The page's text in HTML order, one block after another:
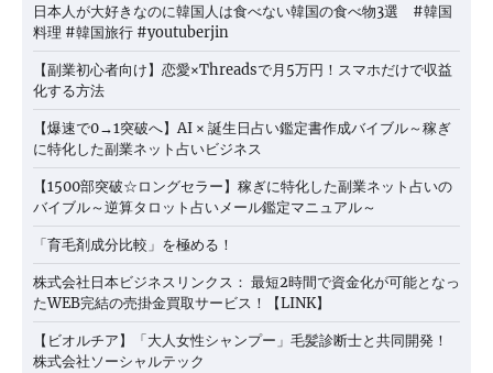
日本人が大好きなのに韓国人は食べない韓国の食べ物3選 #韓国
料理 #韓国旅行 #youtuberjin
【副業初心者向け】恋愛×Threadsで月5万円！スマホだけで収益
化する方法
【爆速で0→1突破へ】AI × 誕生日占い鑑定書作成バイブル～稼ぎ
に特化した副業ネット占いビジネス
【1500部突破☆ロングセラー】稼ぎに特化した副業ネット占いの
バイブル～逆算タロット占いメール鑑定マニュアル～
「育毛剤成分比較」を極める！
株式会社日本ビジネスリンクス： 最短2時間で資金化が可能となっ
たWEB完結の売掛金買取サービス！【LINK】
【ビオルチア】「大人女性シャンプー」毛髪診断士と共同開発！
株式会社ソーシャルテック